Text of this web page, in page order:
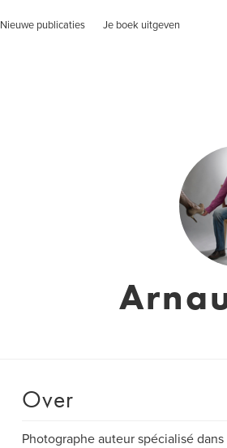
Nieuwe publicaties Je boek uitgeven
Over
Photographe auteur spécialisé